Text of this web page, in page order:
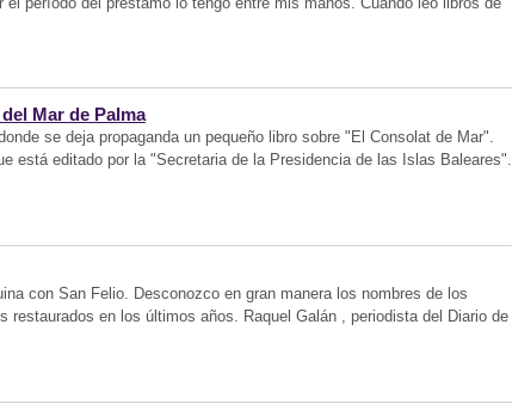
Mar de Palma
se deja propaganda un pequeño libro sobre "El Consolat de Mar".
está editado por la "Secretaria de la Presidencia de las Islas Baleares".
con San Felio. Desconozco en gran manera los nombres de los
en los últimos años. Raquel Galán , periodista del Diario de